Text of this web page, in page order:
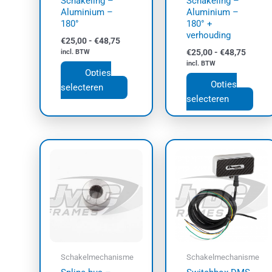
Aluminium –
180°
€25,00- €48,75
incl. BTW
Opties
selecteren
Aluminium –
180° +
verhouding
€25,00 - €48,75
incl. BTW
Opties
selecteren
Schakelmechanisme Schakelmechanisme